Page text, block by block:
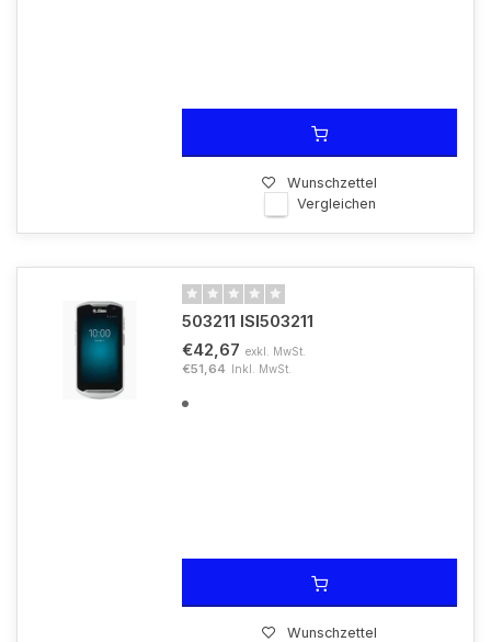
Wunschzettel
Vergleichen
503211 ISI503211
€42,67 exkl. MwSt.
€51,64 Inkl. MwSt.
Wunschzettel